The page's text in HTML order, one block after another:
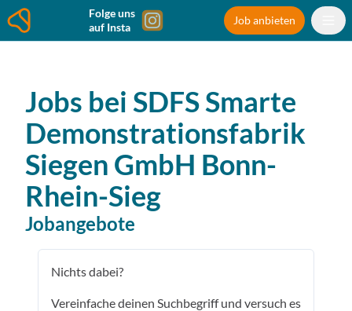
Folge uns
auf Insta
Job anbieten
Jobs bei SDFS Smarte
Demonstrationsfabrik
Siegen GmbH Bonn-
Rhein-Sieg
Jobangebote
Nichts dabei?
Vereinfache deinen Suchbegriff und versuch es